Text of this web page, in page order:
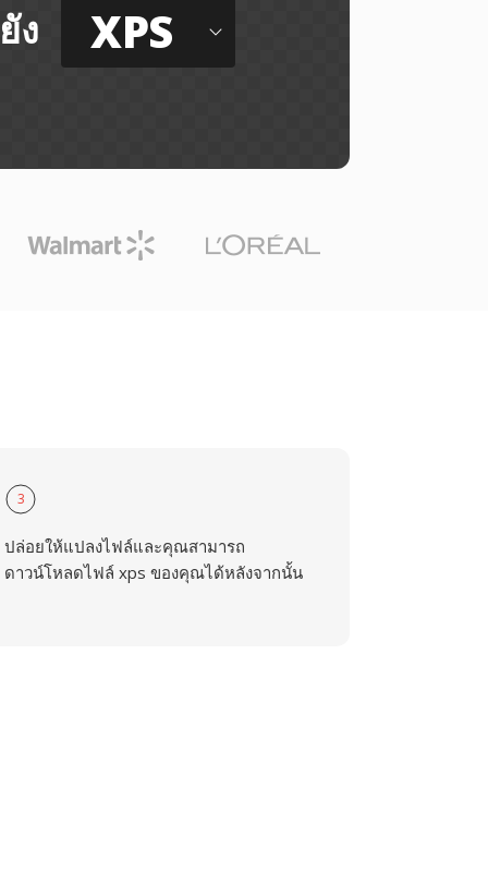
ง XPS
3
ปล่อยให้แปลงไฟล์และคุณสามารถ
ดาวน์โหลดไฟล์ xps ของคุณได้หลังจากนั้น